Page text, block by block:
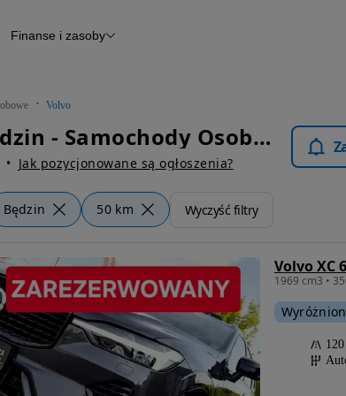
Raport z inspekcji
Otomoto News
Finanse i zasoby
Volvo
Volvo Będzin - Samochody Osobowe
Jak pozycjonowane są ogłoszenia?
Będzin 50 km Wyczyść filtry